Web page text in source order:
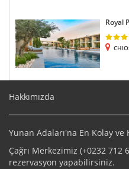
Royal
Hakkımızda
Yunan Adaları'na En Kolay ve
Çağrı Merkezimiz (+0232 712
rezervasyon yapabilirsiniz.